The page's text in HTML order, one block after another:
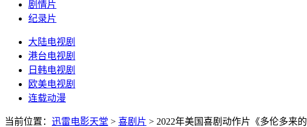
剧情片
纪录片
大陆电视剧
港台电视剧
日韩电视剧
欧美电视剧
连载动漫
当前位置： 迅雷电影天堂 > 喜剧片 > 2022年美国喜剧动作片《多伦多来